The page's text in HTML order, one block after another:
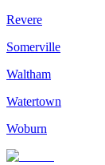
Revere
Somerville
Waltham
Watertown
Woburn